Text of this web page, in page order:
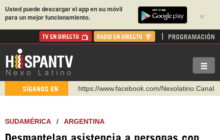
×
Usted puede descargar el app en su móvil
para un mejor funcionamiento.
TV EN DIRECTO RADIO EN DIRECTO PROGRAMACIÓN
SÍGANOS EN
https://www.facebook.com/Nexolatino.Canal
http://twitter.com/nexo_latino
https://t.me/hispantvcanal
SUDAMÉRICA/ ARGENTINA
Desmantelan asistencia a personas con